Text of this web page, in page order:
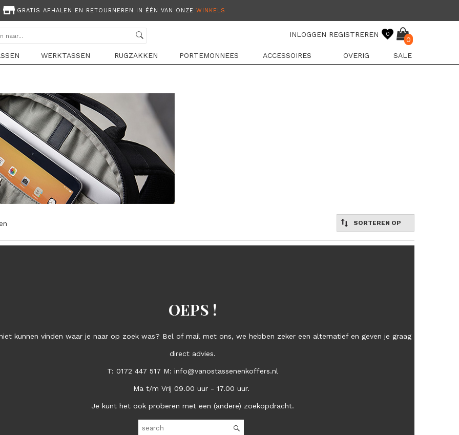
GRATIS AFHALEN EN RETOURNEREN IN ÉÉN VAN ONZE WINKELS
INLOGGEN REGISTREREN 0
0
WERKTASSEN RUGZAKKEN PORTEMONNEES ACCESSOIRES OVERIG SALE
SORTEREN OP
OEPS !
kunnen vinden waar je naar op zoek was? Bel of mail met ons, we hebben zeker een alternatief en geven je graag
direct advies.
T: 0172 447 517 M: info@vanostassenenkoffers.nl
Ma t/m Vrij 09.00 uur - 17.00 uur.
Je kunt het ook proberen met een (andere) zoekopdracht.